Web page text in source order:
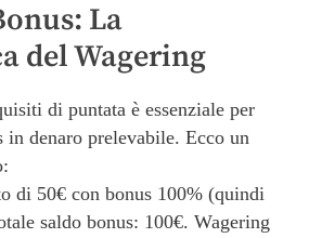
La
del Wagering
di puntata è essenziale per
denaro prelevabile. Ecco un
di 50€ con bonus 100% (quindi
saldo bonus: 100€. Wagering